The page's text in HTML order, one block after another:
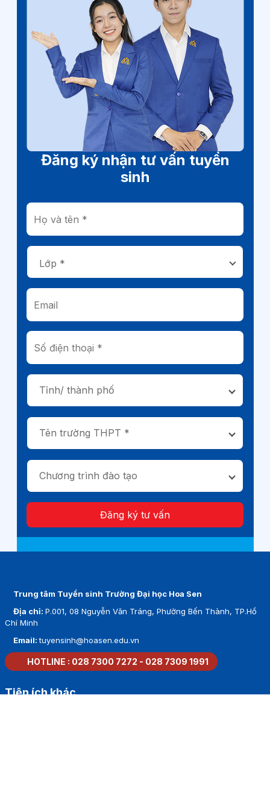
Đăng ký nhận tư vấn tuyển
sinh
Tỉnh/ thành phố
Tên trường THPT *
Chương trình đào tạo
Đăng ký tư vấn
Trung tâm Tuyển sinh Trường Đại học Hoa Sen
Địa chỉ: P.001, 08 Nguyễn Văn Tráng, Phường Bến Thành, TP.Hồ
Chí Minh
Email:tuyensinh@hoasen.edu.vn
HOTLINE : 028 7300 7272 - 028 7309 1991
Tiện ích khác